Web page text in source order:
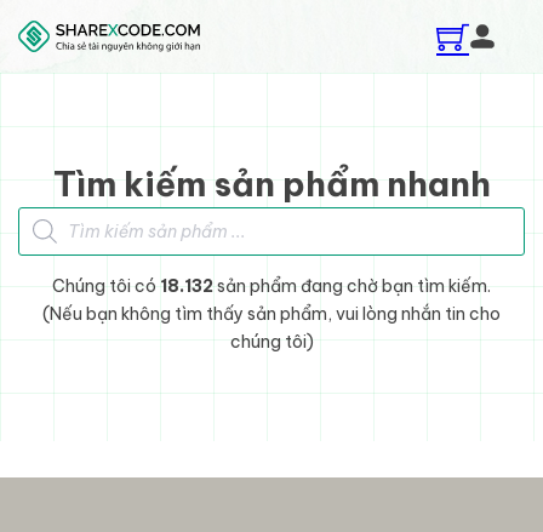
Skip to main content
Skip to footer
Tìm kiếm sản phẩm nhanh
Tìm kiếm sản phẩm
Chúng tôi có 18.132sản phẩm đang chờ bạn tìm kiếm.
(Nếu bạn không tìm thấy sản phẩm, vui lòng nhắn tin cho
chúng tôi)